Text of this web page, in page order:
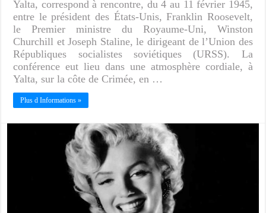
Yalta, correspond à rencontre, du 4 au 11 février 1945,
entre le président des États-Unis, Franklin Roosevelt,
le Premier ministre du Royaume-Uni, Winston
Churchill et Joseph Staline, le dirigeant de l’Union des
Républiques socialistes soviétiques (URSS). La
conférence eut lieu dans une atmosphère cordiale, à
Yalta, sur la côte de Crimée, en …
Plus d Informations »